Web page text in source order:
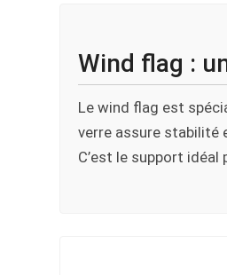
Wind flag :
Le wind flag est
verre assure stabilité
C’est le support